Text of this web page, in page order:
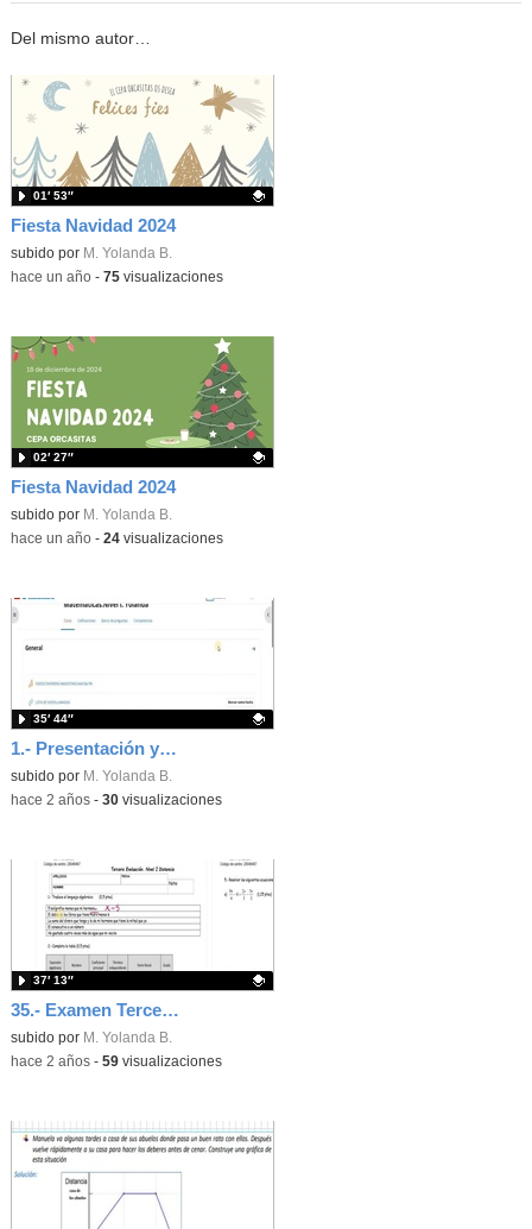
Del mismo autor…
Fiesta Navidad 2024
Contenido educativo.
subido por M. Yolanda B.
01′ 53″
-hace un año- 75visualizaciones
Fiesta Navidad 2024
Contenido educativo.
subido por M. Yolanda B.
02′ 27″
-hace un año- 24visualizaciones
1.- Presentación y Números naturales
Contenido educativo.
subido por M. Yolanda B.
35′ 44″
-hace 2 años- 30visualizaciones
35.- Examen Tercera Evaluación
Contenido educativo.
subido por M. Yolanda B.
37′ 13″
-hace 2 años- 59visualizaciones